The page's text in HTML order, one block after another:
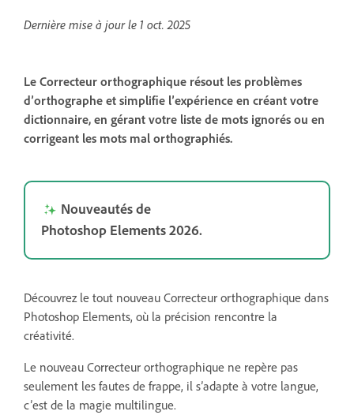
Dernière mise à jour le 1 oct. 2025
Le Correcteur orthographique résout les problèmes
d’orthographe et simplifie l’expérience en créant votre
dictionnaire, en gérant votre liste de mots ignorés ou en
corrigeant les mots mal orthographiés.
Nouveautés de
Photoshop Elements 2026.
Découvrez le tout nouveau Correcteur orthographique dans
Photoshop Elements, où la précision rencontre la
créativité.
Le nouveau Correcteur orthographique ne repère pas
seulement les fautes de frappe, il s’adapte à votre langue,
c’est de la magie multilingue.